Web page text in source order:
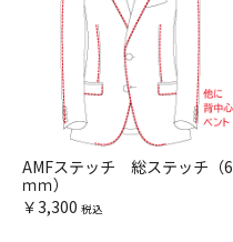
AMFステッチ 総ステッチ（6
ｍｍ）
￥3,300 税込